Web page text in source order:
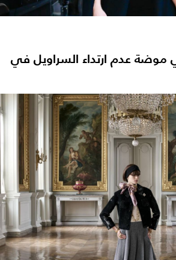
موضة عدم ارتداء السراويل في